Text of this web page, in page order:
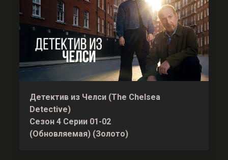
Детектив из Челси (The Chelsea
Detective)
Сезон 4 Серии 01-02
(Обновляемая) (Золото)